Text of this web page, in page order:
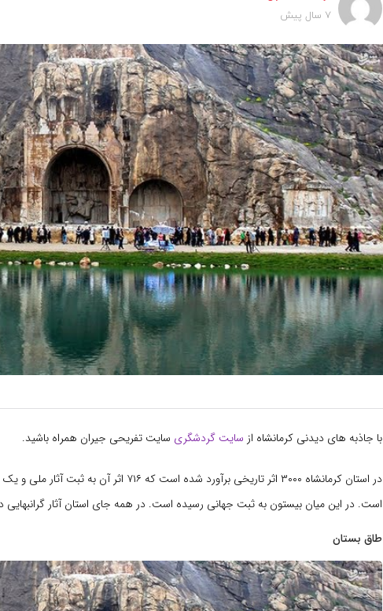
7 سال پیش
با جاذبه های دیدنی کرمانشاه از سایت گردشگری سایت تفریحی جیران همراه باشید.
در استان کرمانشاه ۳۰۰۰ اثر تاریخی برآورد شده‌ است که
است. در این میان بیستون به ثبت جهانی رسیده ‌است. در همه جای استان آثار
طاق بستان